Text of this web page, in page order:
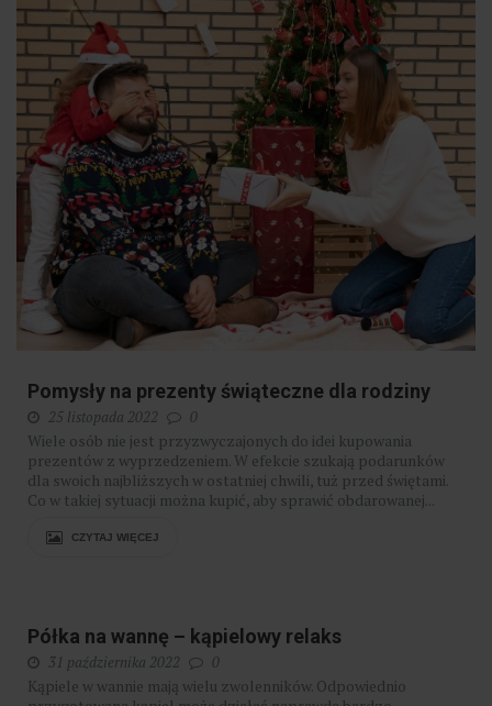
Pomysły na prezenty świąteczne dla rodziny
25 listopada 2022 0
Wiele osób nie jest przyzwyczajonych do idei kupowania
prezentów z wyprzedzeniem. W efekcie szukają podarunków
dla swoich najbliższych w ostatniej chwili, tuż przed świętami.
Co w takiej sytuacji można kupić, aby sprawić obdarowanej...
CZYTAJ WIĘCEJ
Półka na wannę – kąpielowy relaks
31 października 2022 0
Kąpiele w wannie mają wielu zwolenników. Odpowiednio